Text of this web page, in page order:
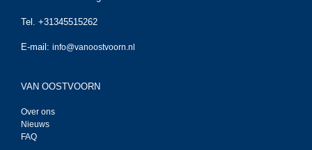
Tel. +31345515262
E-mail: info@vanoostvoorn.nl
VAN OOSTVOORN
Over ons
Nieuws
FAQ